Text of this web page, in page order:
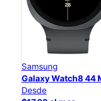
Samsung
Galaxy Watch8 44
Desde